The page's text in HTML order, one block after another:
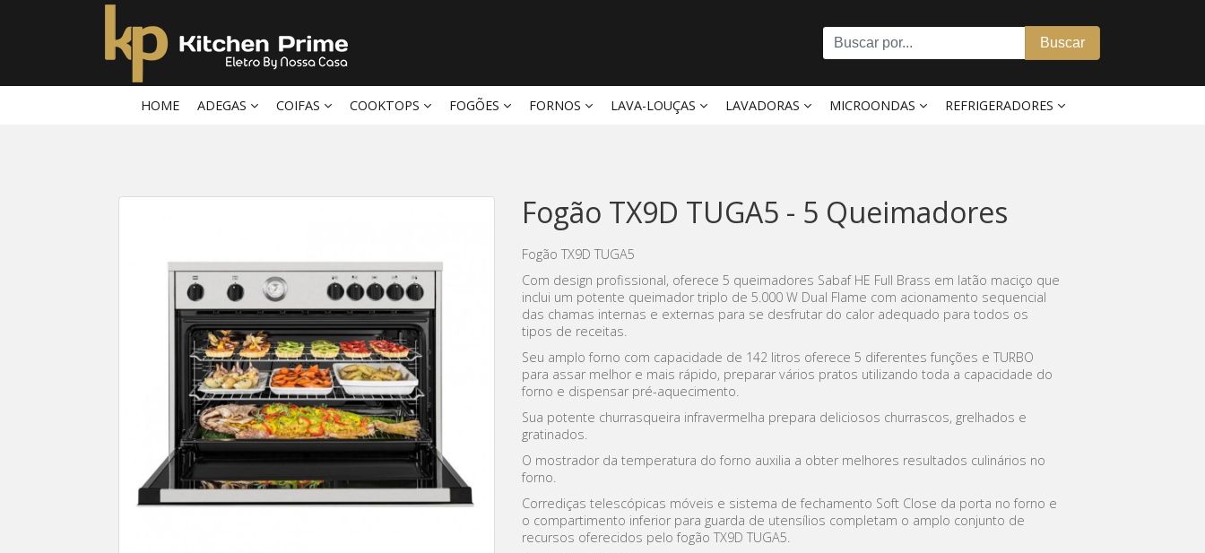
Buscar
HOME ADEGAS COIFAS COOKTOPS FOGÕES FORNOS LAVA-LOUÇAS LAVADORAS MICROONDAS REFRIGERADORES
Fogão TX9D TUGA5 - 5 Queimadores
Fogão TX9D TUGA5
Com design profissional, oferece 5 queimadores Sabaf HE Full Brass em latão maciço que
inclui um potente queimador triplo de 5.000 W Dual Flame com acionamento sequencial
das chamas internas e externas para se desfrutar do calor adequado para todos os
tipos de receitas.
Seu amplo forno com capacidade de 142 litros oferece 5 diferentes funções e TURBO
para assar melhor e mais rápido, preparar vários pratos utilizando toda a capacidade do
forno e dispensar pré-aquecimento.
Sua potente churrasqueira infravermelha prepara deliciosos churrascos, grelhados e
gratinados.
O mostrador da temperatura do forno auxilia a obter melhores resultados culinários no
forno.
Corrediças telescópicas móveis e sistema de fechamento Soft Close da porta no forno e
o compartimento inferior para guarda de utensílios completam o amplo conjunto de
recursos oferecidos pelo fogão TX9D TUGA5.